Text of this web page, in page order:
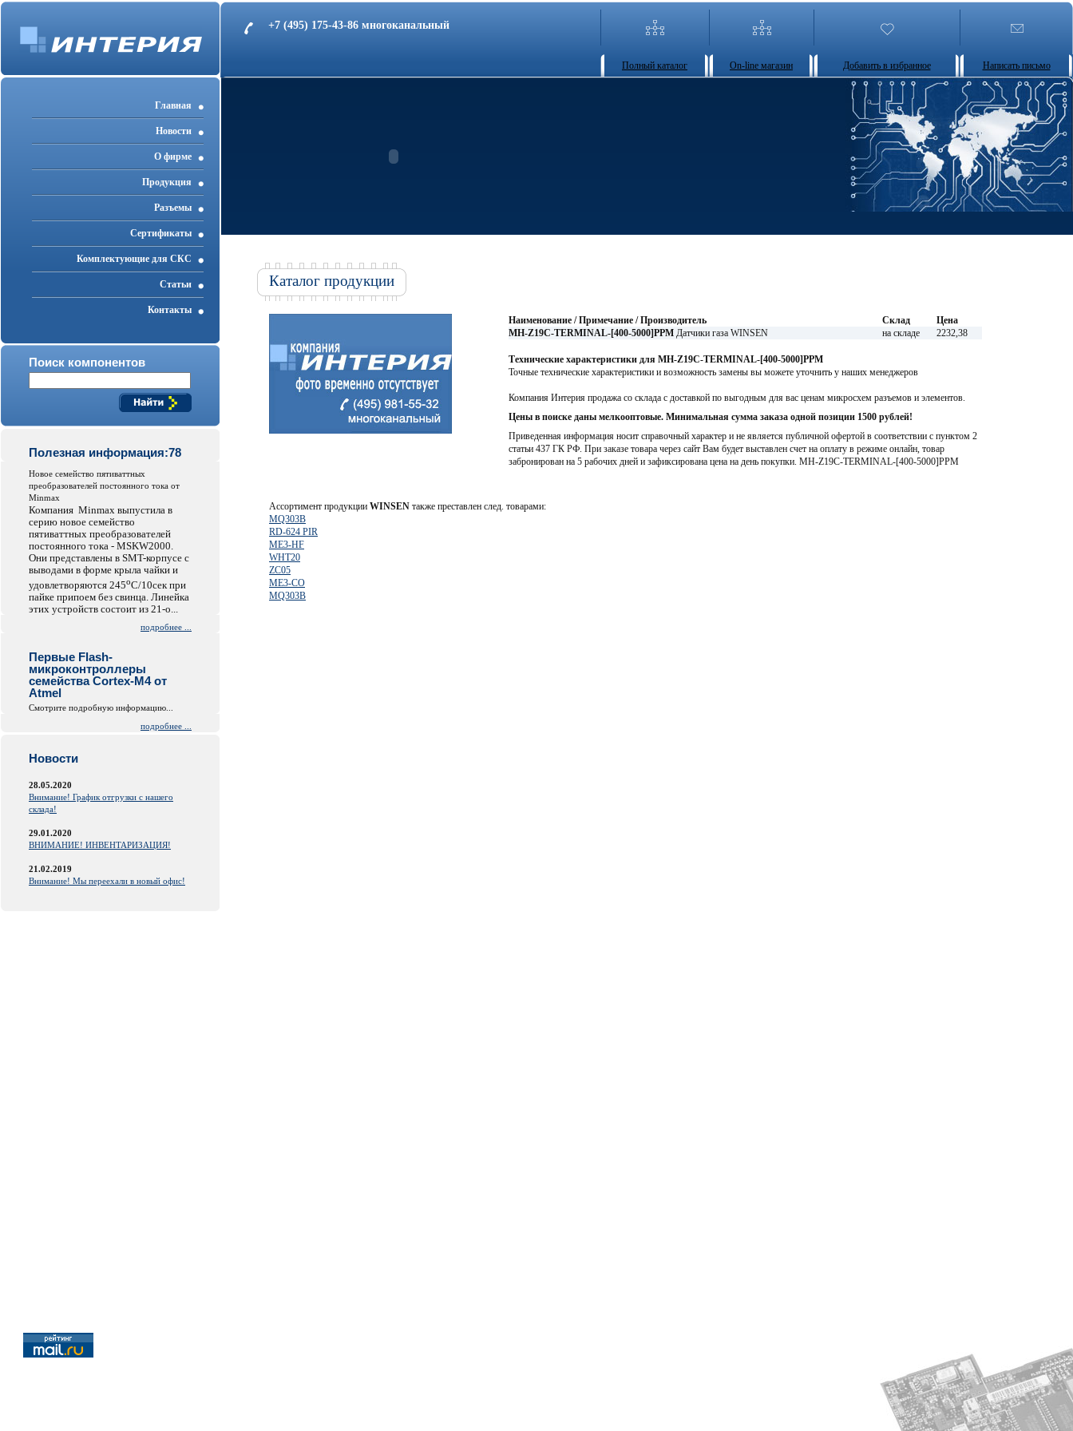
+7 (495) 175-43-86 многоканальный
Полный каталог On-line магазин Добавить в избранное Написать письмо
Главная
Новости
О фирме
Продукция
Разъемы
Cертификаты
Комплектующие для СКС
Статьи
Контакты
Поиск компонентов
Полезная информация:78
Hовое семейство пятиваттных
преобразователей постоянного тока от
Minmax
Компания Minmax выпустила в
серию новое семейство
пятиваттных преобразователей
постоянного тока - MSKW2000.
Они представлены в SMT-корпусе с
выводами в форме крыла чайки и
удовлетворяются 245oC/10сек при
пайке припоем без свинца. Линейка
этих устройств состоит из 21-о...
подробнее ...
Первые Flash-
микроконтроллеры
семейства Cortex-M4 от
Atmel
Смотрите подробную информацию...
подробнее ...
Новости
28.05.2020
Внимание! График отгрузки с нашего
склада!
29.01.2020
ВНИМАНИЕ! ИНВЕНТАРИЗАЦИЯ!
21.02.2019
Внимание! Мы переехали в новый офис!
Каталог продукции
Наименование / Примечание / Производитель Склад
Цена
MH-Z19C-TERMINAL-[400-5000]PPM Датчики газа WINSEN на складе 2232,38
Технические характеристики для MH-Z19C-TERMINAL-[400-5000]PPM
Точные технические характеристики и возможность замены вы можете уточнить у наших менеджеров
Компания Интерия продажа со склада с доставкой по выгодным для вас ценам микросхем разъемов и элементов.
Цены в поиске даны мелкооптовые. Минимальная сумма заказа одной позиции 1500 рублей!
Приведенная информация носит справочный характер и не является публичной офертой в соответствии с пунктом 2
статьи 437 ГК РФ. При заказе товара через сайт Вам будет выставлен счет на оплату в режиме онлайн, товар
забронирован на 5 рабочих дней и зафиксирована цена на день покупки. MH-Z19C-TERMINAL-[400-5000]PPM
Ассортимент продукции WINSEN также преставлен след. товарами:
MQ303B
RD-624 PIR
ME3-HF
WHT20
ZC05
ME3-CO
MQ303B